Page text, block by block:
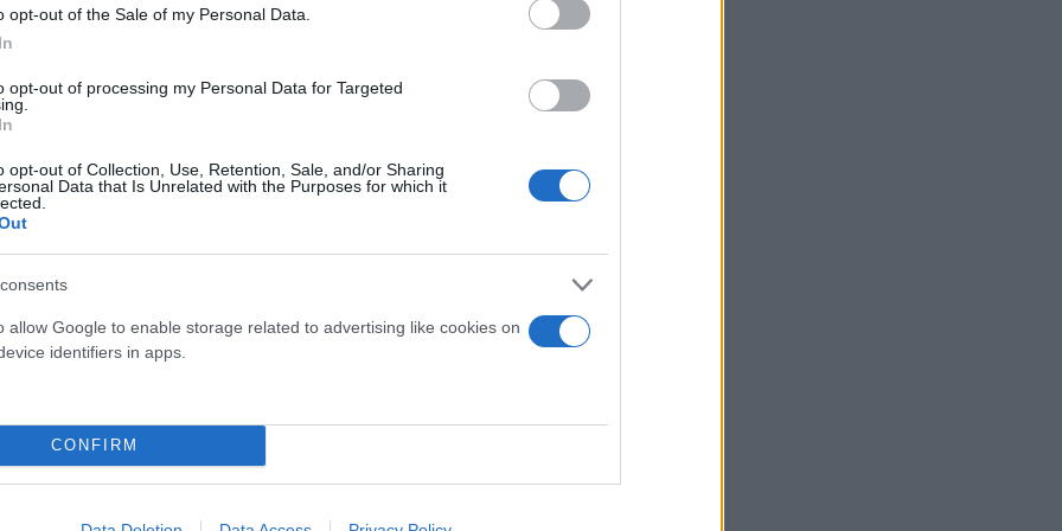
opt-out of the Sale of my Personal Data.
opt-out of processing my Personal Data for Targeted
opt-out of Collection, Use, Retention, Sale, and/or Sharing
Data that Is Unrelated with the Purposes for which it
allow Google to enable storage related to advertising like cookies on
identifiers in apps.
CONFIRM
Σύνοδο του ΝΑΤΟ - Το τετ α τετ Τραμπ-Ερντογάν και
ΝΑΤΟ: Η Ελλάδα στην πρώτη γραμμή της συλλογικής
«Καλοπληρωτής» η Ελλάδα, τα βλέμματα σε
ατζέντα των εξοπλιστικών που θα κρίνουν τις
του Μακρόν - Γιατί τραβήχτηκε η Εμινέ Ερντογάν